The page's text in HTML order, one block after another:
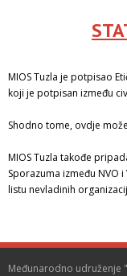
MIOS Tuzla je potpisao
koji je potpisan između
Shodno tome, ovdje
MIOS Tuzla takođe
Sporazuma između NVO
listu nevladinih
Međunarodno udruženje